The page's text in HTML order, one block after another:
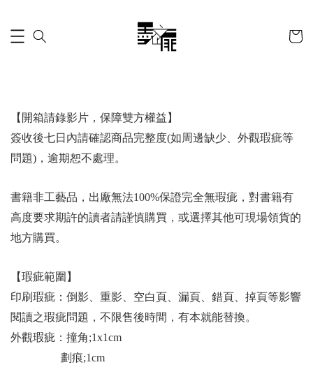
【開箱請錄影片，保障雙方權益】
簽收後七日內請確認商品完整度(如周邊缺少、外觀瑕疵等
問題)，逾期恕不處理。
書籍非工藝品，出廠無法100%保證完全無瑕疵，對書籍有
高度要求期許的讀者請謹慎購買，或選擇其他可現場領貨的
地方購買。
【瑕疵範圍】
印刷瑕疵：倒影、重影、空白頁、漏頁、錯頁、掉頁等影響
閱讀之瑕疵問題，不限售後時間，有本就能替換。
外觀瑕疵：撞角;1x1cm
劃痕;1cm